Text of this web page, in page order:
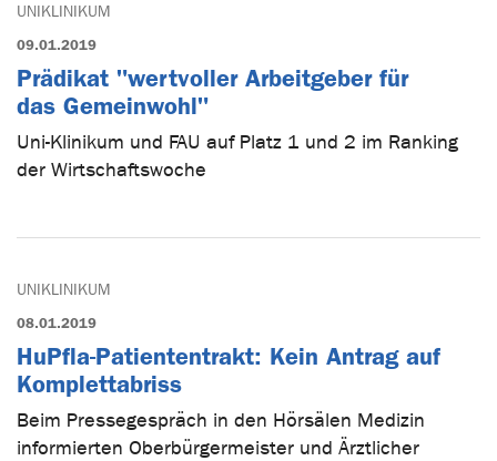
UNIKLINIKUM
09.01.2019
Prädikat "wertvoller Arbeitgeber für
das Gemeinwohl"
Uni-Klinikum und FAU auf Platz 1 und 2 im Ranking
der Wirtschaftswoche
UNIKLINIKUM
08.01.2019
HuPfla-Patiententrakt: Kein Antrag auf
Komplettabriss
Beim Pressegespräch in den Hörsälen Medizin
informierten Oberbürgermeister und Ärztlicher